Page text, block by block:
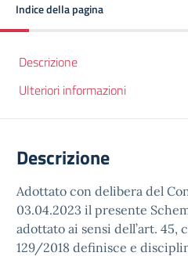
Indice della pagina
Descrizione
Ulteriori informazioni
Descrizione
Adottato con delibera del
03.04.2023 il presente
adottato ai sensi dell’art. 45,
129/2018 definisce e